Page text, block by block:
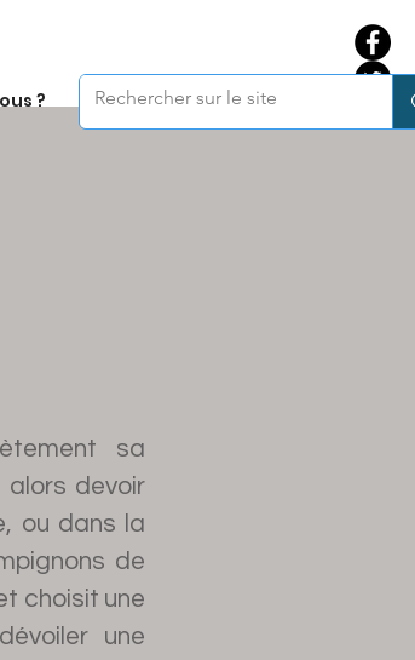
?
sa
alors devoir
ou dans la
de
choisit une
une